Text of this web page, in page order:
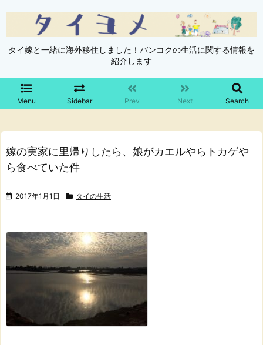
タイ嫁と一緒に海外移住しました！バンコクの生活に関する情報を
紹介します
Menu Sidebar Prev Next Search
嫁の実家に里帰りしたら、娘がカエルやらトカゲや
ら食べていた件
2017年1月1日 タイの生活